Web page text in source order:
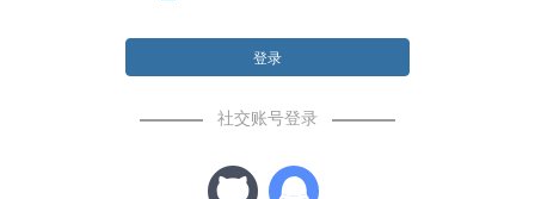
登录
社交账号登录